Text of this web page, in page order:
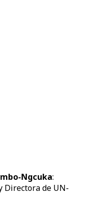
Ngcuka:
Directora de UN-